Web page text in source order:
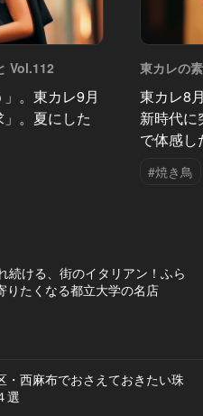
Vol.112
。東カレ9月
。夏にした
東カレの
東カレ8
新時代
で体感し
#焼き鳥
続ける、街のイタリアン！ふら
りたくなる都立大学の名店
・西麻布でおさえておきたい珠
選